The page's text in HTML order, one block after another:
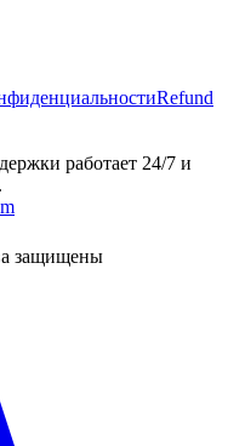
Refund
работает 24/7 и
защищены